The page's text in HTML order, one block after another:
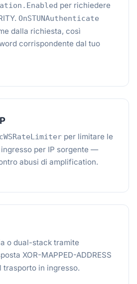
per richiedere
OnSTUNAuthenticate
dalla richiesta, così
corrispondente dal tuo
per limitare le
per IP sorgente —
abusi di amplification.
o dual-stack tramite
XOR-MAPPED-ADDRESS
trasporto in ingresso.